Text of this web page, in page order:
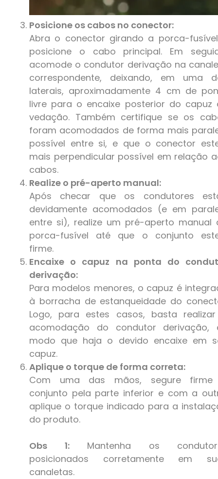
Posicione os cabos no conector:
Abra o conector girando a porca-
posicione o cabo principal. Em
acomode o condutor derivação na
correspondente, deixando, em uma
laterais, aproximadamente 4 cm de
livre para o encaixe posterior do capuz
vedação. Também certifique se os
foram acomodados de forma mais
possível entre si, e que o conector
mais perpendicular possível em relação
cabos.
Realize o pré-aperto manual:
Após checar que os condutores
devidamente acomodados (e em
entre si), realize um pré-aperto manual
porca-fusível até que o conjunto
firme.
Encaixe o capuz na ponta do
derivação:
Para modelos menores, o capuz é
à borracha de estanqueidade do
Logo, para estes casos, basta
acomodação do condutor derivação,
modo que haja o devido encaixe em
capuz.
Aplique o torque de forma correta:
Com uma das mãos, segure
conjunto pela parte inferior e com a
aplique o torque indicado para a
do produto.
Obs 1:Mantenha os
posicionados corretamente em
canaletas.